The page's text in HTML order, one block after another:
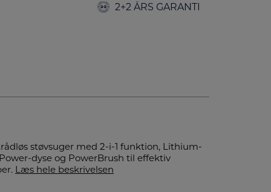
2+2 ÅRS GARANTI
trådløs støvsuger med 2-i-1 funktion, Lithium-
dyse og PowerBrush til effektiv
Læs hele beskrivelsen